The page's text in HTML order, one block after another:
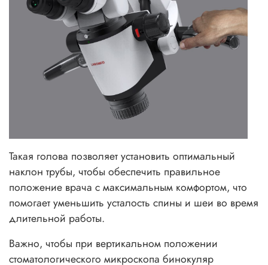
Такая голова позволяет установить оптимальный
наклон трубы, чтобы обеспечить правильное
положение врача с максимальным комфортом, что
помогает уменьшить усталость спины и шеи во время
длительной работы.
Важно, чтобы при вертикальном положении
стоматологического микроскопа бинокуляр